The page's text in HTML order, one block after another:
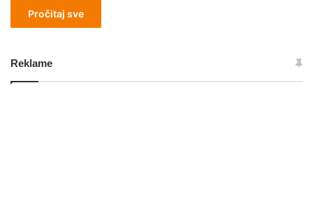
Pročitaj sve
Reklame